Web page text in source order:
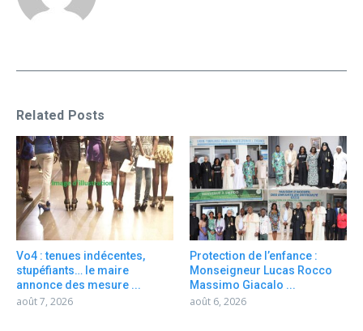
Related Posts
Vo4 : tenues indécentes,
stupéfiants… le maire
annonce des mesure ...
août 7, 2026
Protection de l’enfance :
Monseigneur Lucas Rocco
Massimo Giacalo ...
août 6, 2026